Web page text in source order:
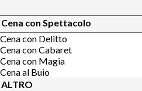
Cena con Spettacolo
Cena con Delitto
Cena con Cabaret
Cena con Magia
Cena al Buio
ALTRO